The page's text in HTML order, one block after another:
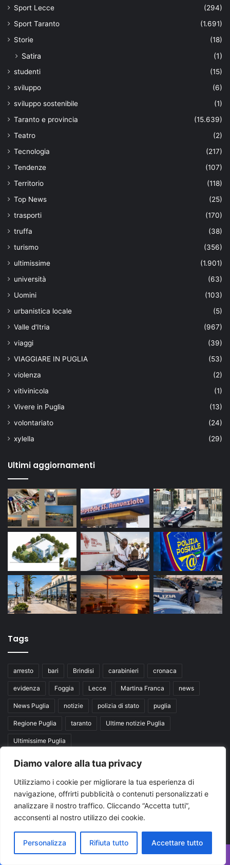
Diamo valore alla tua privacy
Utilizziamo i cookie per migliorare la tua esperienza di
navigazione, offrirti pubblicità o contenuti personalizzati e
analizzare il nostro traffico. Cliccando “Accetta tutti”,
acconsenti al nostro utilizzo dei cookie.
Personalizza Rifiuta tutto Accettare tutto
Sport Lecce
(294)
Sport Taranto
(1.691)
Storie
(18)
Satira (1)
studenti
(15)
sviluppo
(6)
sviluppo sostenibile
(1)
Taranto e provincia
(15.639)
Teatro
(2)
Tecnologia
(217)
Tendenze
(107)
Territorio
(118)
Top News
(25)
trasporti
(170)
truffa
(38)
turismo
(356)
ultimissime
(1.901)
università
(63)
Uomini
(103)
urbanistica locale
(5)
Valle d'Itria
(967)
viaggi
(39)
VIAGGIARE IN PUGLIA
(53)
violenza
(2)
vitivinicola
(1)
Vivere in Puglia
(13)
volontariato
(24)
xylella
(29)
Ultimi aggiornamenti
Tags
arresto bari Brindisi carabinieri cronaca
evidenza Foggia Lecce Martina Franca news
News Puglia notizie polizia di stato puglia
Regione Puglia taranto Ultime notizie Puglia
Ultimissime Puglia
Seguici su
Facebook
X
You